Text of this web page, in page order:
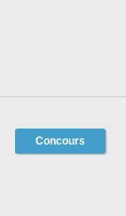
Concours